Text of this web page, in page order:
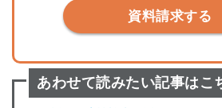
資料請求する
あわせて読みたい記事はこ